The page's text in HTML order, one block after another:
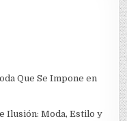
Que Se Impone en
Ilusión: Moda, Estilo y